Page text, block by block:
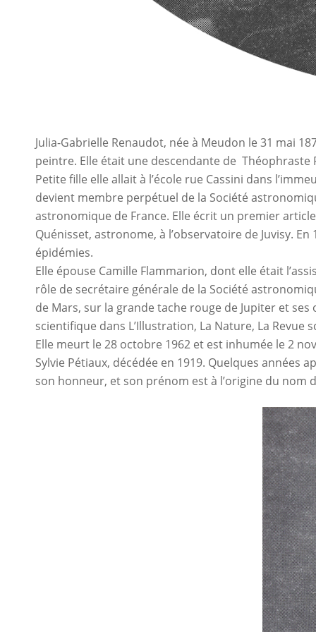
Julia-Gabrielle Renaudot, née à Meudon le 31 mai
peintre. Elle était une descendante de Théophraste
Petite fille elle allait à l’école rue Cassini dans
devient membre perpétuel de la Société
astronomique de France. Elle écrit un premier
Quénisset, astronome, à l’observatoire de Juvisy.
épidémies.
Elle épouse Camille Flammarion, dont elle était
rôle de secrétaire générale de la Société
de Mars, sur la grande tache rouge de Jupiter et
scientifique dans L’Illustration, La Nature, La Revue
Elle meurt le 28 octobre 1962 et est inhumée le 2
Sylvie Pétiaux, décédée en 1919. Quelques
son honneur, et son prénom est à l’origine du nom